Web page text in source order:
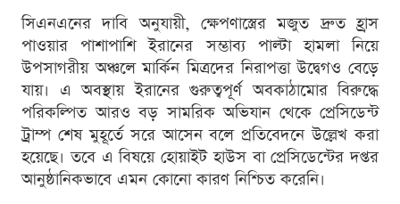
সিএনএনের দাবি অনুযায়ী, ক্ষেপণাস্ত্রের মজুত দ্রুত হ্রাস
পাওয়ার পাশাপাশি ইরানের সম্ভাব্য পাল্টা হামলা নিয়ে
উপসাগরীয় অঞ্চলে মার্কিন মিত্রদের নিরাপত্তা উদ্বেগও বেড়ে
যায়। এ অবস্থায় ইরানের গুরুত্বপূর্ণ অবকাঠামোর বিরুদ্ধে
পরিকল্পিত আরও বড় সামরিক অভিযান থেকে প্রেসিডেন্ট
ট্রাম্প শেষ মুহূর্তে সরে আসেন বলে প্রতিবেদনে উল্লেখ করা
হয়েছে। তবে এ বিষয়ে হোয়াইট হাউস বা প্রেসিডেন্টের দপ্তর
আনুষ্ঠানিকভাবে এমন কোনো কারণ নিশ্চিত করেনি।